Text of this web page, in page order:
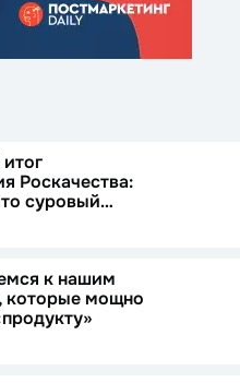
Роскачества:
суровый…
к нашим
которые мощно